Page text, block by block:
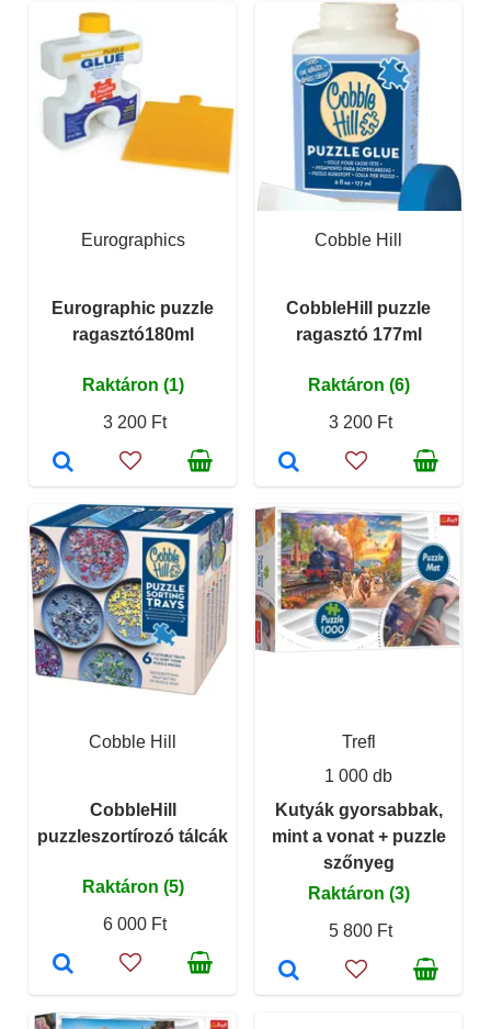
Eurographics
Eurographic puzzle
ragasztó180ml
Raktáron (1)
3 200 Ft
Cobble Hill
CobbleHill puzzle
ragasztó 177ml
Raktáron (6)
3 200 Ft
Cobble Hill
CobbleHill
puzzleszortírozó tálcák
Raktáron (5)
6 000 Ft
Trefl
1 000 db
Kutyák gyorsabbak,
mint a vonat + puzzle
szőnyeg
Raktáron (3)
5 800 Ft